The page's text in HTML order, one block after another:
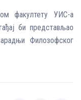
факултету УИС-а
би представљао
Филозофског